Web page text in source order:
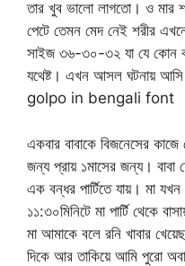
তার খুব ভালো লাগতো। ও মার
পেটে তেমন মেদ নেই শরীর
সাইজ ৩৬-৩০-৩২ যা যে কোন
যথেষ্ট। এখন আসল ঘটনায়
golpo in bengali font
একবার বাবাকে বিজনেসের
জন্য প্রায় ১মাসের জন্য। বাবা
এক বন্ধর পার্টিতে যায়। মা
১১:৩০মিনিটে মা পার্টি থেকে
মা আমাকে বলে রনি খাবার
দিকে আর তাকিয়ে আমি পুরো